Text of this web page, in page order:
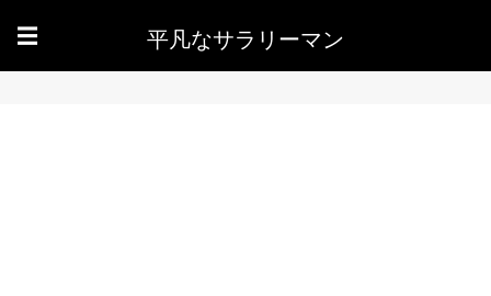
☰ 平凡なサラリーマン